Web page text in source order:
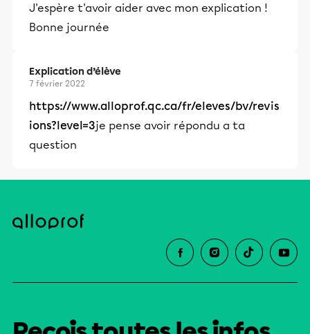
J'espère t'avoir aider avec mon explication !
Bonne journée
Explication d’élève
7 février 2022
https://www.alloprof.qc.ca/fr/eleves/bv/revis
ions?level=3je pense avoir répondu a ta
question